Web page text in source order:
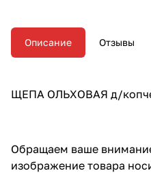
Описание Отзывы
ЩЕПА ОЛЬХОВАЯ д/
Обращаем ваше
изображение товара